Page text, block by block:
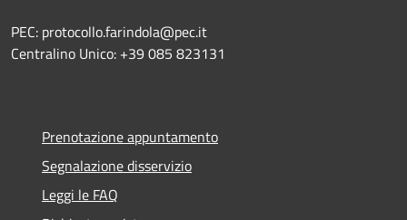
PEC: protocollo.farindola@pec.it
Centralino Unico: +39 085 823131
Prenotazione appuntamento
Segnalazione disservizio
Leggi le FAQ